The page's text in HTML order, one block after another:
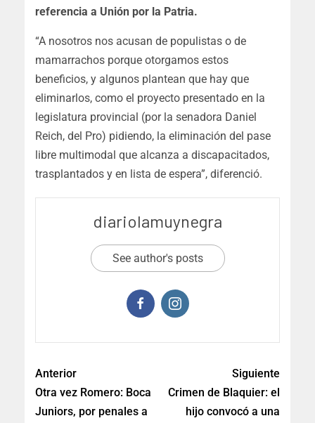
referencia a Unión por la Patria.
“A nosotros nos acusan de populistas o de
mamarrachos porque otorgamos estos
beneficios, y algunos plantean que hay que
eliminarlos, como el proyecto presentado en la
legislatura provincial (por la senadora Daniel
Reich, del Pro) pidiendo, la eliminación del pase
libre multimodal que alcanza a discapacitados,
trasplantados y en lista de espera”, diferenció.
diariolamuynegra
See author's posts
Anterior
Otra vez Romero: Boca
Juniors, por penales a
Siguiente
Crimen de Blaquier: el
hijo convocó a una